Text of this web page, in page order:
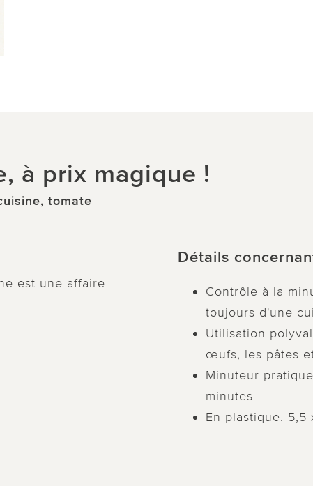
à prix magique !
tomate
est une affaire
Détails
Contrôle à la
toujours d'une
Utilisation
œufs, les pâtes
Minuteur
minutes
En plastique. 5,5